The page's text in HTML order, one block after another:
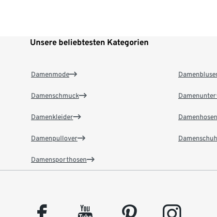
Unsere beliebtesten Kategorien
Damenmode
Damenschmuck
Damenkleider
Damenpullover
Damensporthosen
Damenhosen